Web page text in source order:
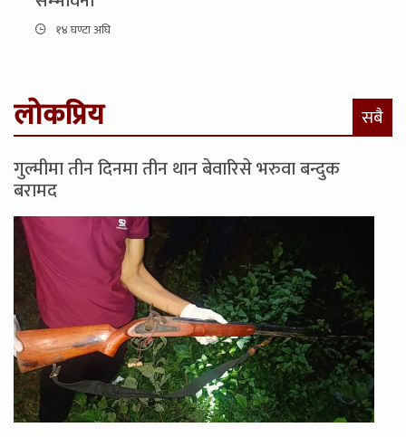
१४ घण्टा अघि
लोकप्रिय सबै
गुल्मीमा तीन दिनमा तीन थान बेवारिसे भरुवा बन्दुक
बरामद